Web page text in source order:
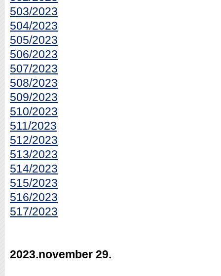
503/2023
504/2023
505/2023
506/2023
507/2023
508/2023
509/2023
510/2023
511/2023
512/2023
513/2023
514/2023
515/2023
516/2023
517/2023
2023.november 29.